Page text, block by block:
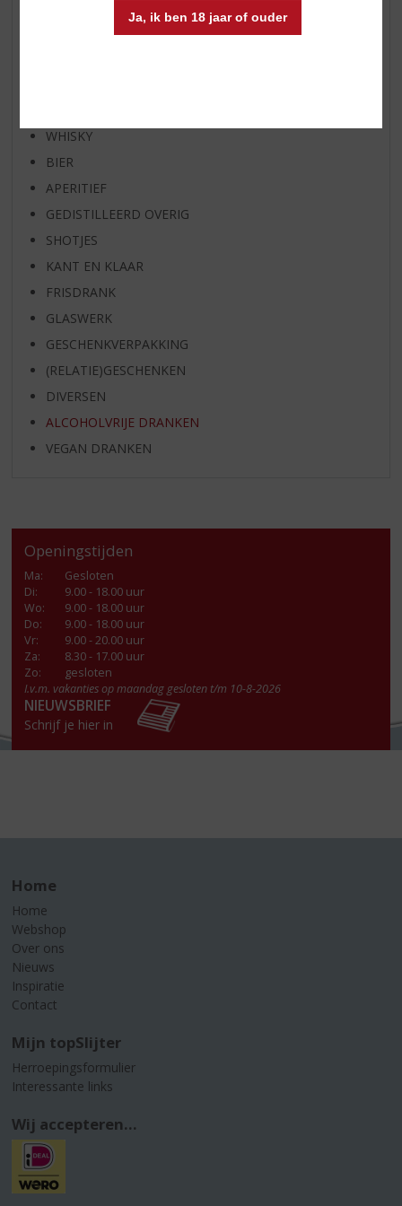
Ja, ik ben 18 jaar of ouder
RUM VAN DE MAAND
BIER VAN DE MAAND
WHISKY
BIER
APERITIEF
GEDISTILLEERD OVERIG
SHOTJES
KANT EN KLAAR
FRISDRANK
GLASWERK
GESCHENKVERPAKKING
(RELATIE)GESCHENKEN
DIVERSEN
ALCOHOLVRIJE DRANKEN
VEGAN DRANKEN
Openingstijden
Ma:
Gesloten
Di:
9.00 - 18.00 uur
Wo:
9.00 - 18.00 uur
Do:
9.00 - 18.00 uur
Vr:
9.00 - 20.00 uur
Za:
8.30 - 17.00 uur
Zo:
gesloten
I.v.m. vakanties op maandag gesloten t/m 10-8-2026
NIEUWSBRIEF
Schrijf je hier in
Home
Home
Webshop
Over ons
Nieuws
Inspiratie
Contact
Mijn topSlijter
Herroepingsformulier
Interessante links
Wij accepteren...